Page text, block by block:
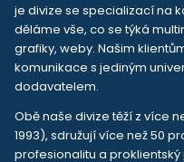
je divize se specializací na
děláme vše, co se týká
grafiky, weby. Našim
komunikace s jediným
dodavatelem.
Obě naše divize těží z více
1993), sdružují více než 50
profesionalitu a proklientský